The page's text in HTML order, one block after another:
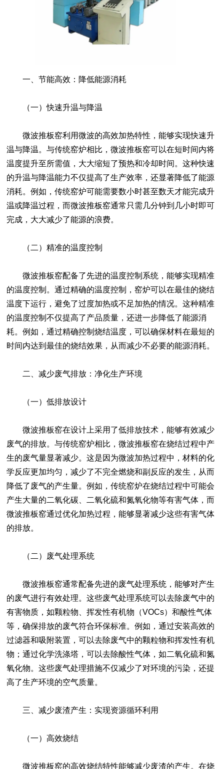
一、节能高效：降低能源消耗
（一）快速升温与降温
微波推板窑利用微波的高效加热特性，能够实现快速升
温与降温。与传统窑炉相比，微波推板窑可以在短时间内将
温度提升至所需值，大大缩短了预热和冷却时间。这种快速
的升温与降温能力不仅提高了生产效率，还显著降低了能源
消耗。例如，传统窑炉可能需要数小时甚至数天才能完成升
温或降温过程，而微波推板窑通常只需几分钟到几小时即可
完成，大大减少了能源的浪费。
（二）精准的温度控制
微波推板窑配备了先进的温度控制系统，能够实现精准
的温度控制。通过精确的温度控制，窑炉可以在最佳的烧结
温度下运行，避免了过度加热或不足加热的情况。这种精准
的温度控制不仅提高了产品质量，还进一步降低了能源消
耗。例如，通过精确控制烧结温度，可以确保材料在最短的
时间内达到最佳的烧结效果，从而减少不必要的能源消耗。
二、减少废气排放：净化生产环境
（一）低排放设计
微波推板窑在设计上采用了低排放技术，能够有效减少
废气的排放。与传统窑炉相比，微波推板窑在烧结过程中产
生的废气量显著减少。这是因为微波加热过程中，材料的化
学反应更加均匀，减少了不完全燃烧和副反应的发生，从而
降低了废气的产生量。例如，传统窑炉在烧结过程中可能会
产生大量的二氧化碳、二氧化硫和氮氧化物等有害气体，而
微波推板窑通过优化加热过程，能够显著减少这些有害气体
的排放。
（二）废气处理系统
微波推板窑通常配备先进的废气处理系统，能够对产生
的废气进行有效处理。这些废气处理系统可以去除废气中的
有害物质，如颗粒物、挥发性有机物（VOCs）和酸性气体
等，确保排放的废气符合环保标准。例如，通过安装高效的
过滤器和吸附装置，可以去除废气中的颗粒物和挥发性有机
物；通过化学洗涤塔，可以去除酸性气体，如二氧化硫和氮
氧化物。这些废气处理措施不仅减少了对环境的污染，还提
高了生产环境的空气质量。
三、减少废渣产生：实现资源循环利用
（一）高效烧结
微波推板窑的高效烧结特性能够减少废渣的产生。在烧